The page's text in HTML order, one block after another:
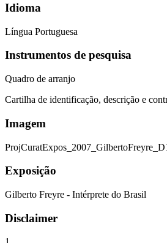
Idioma
Língua Portuguesa
Instrumentos de pesquisa
Quadro de arranjo
Cartilha de identificação, descrição e
Imagem
Exposição
Gilberto Freyre - Intérprete do Brasil
Disclaimer